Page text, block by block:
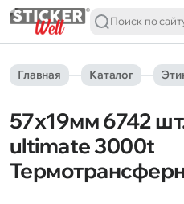
Главная Каталог
57х19мм 6742
ultimate 3000t